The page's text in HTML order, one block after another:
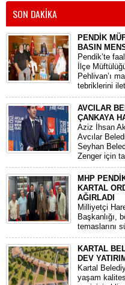
SON DAKİKA
PENDİK
BASIN
​Pendik’te
İlçe
Pehlivan’ı
tebriklerini
AVCILAR
ÇANKAYA
​Aziz İhsan
Avcılar
Seyhan
Zenger için
MHP
KARTAL
AĞIRLADI
​Milliyetçi
Başkanlığı,
temaslarını
KARTAL
DEV
Kartal
yaşam